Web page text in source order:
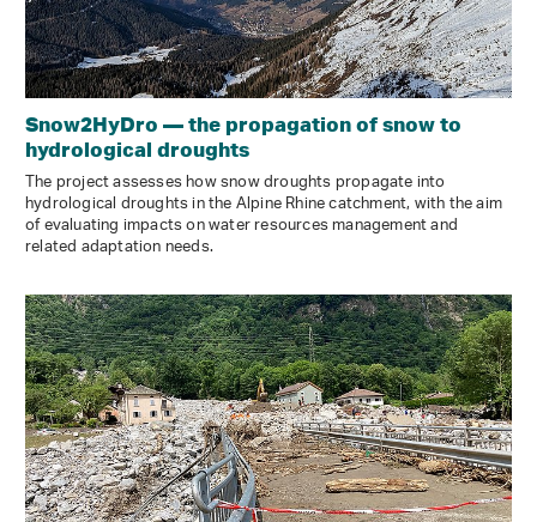
Snow2HyDro — the propagation of snow to
hydrological droughts
The project assesses how snow droughts propagate into
hydrological droughts in the Alpine Rhine catchment, with the aim
of evaluating impacts on water resources management and
related adaptation needs.